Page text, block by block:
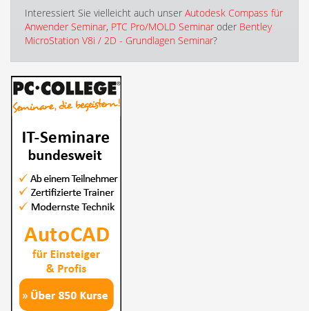
Interessiert Sie vielleicht auch unser Autodesk Compass für
Anwender Seminar, PTC Pro/MOLD Seminar oder Bentley
MicroStation V8i / 2D - Grundlagen Seminar?